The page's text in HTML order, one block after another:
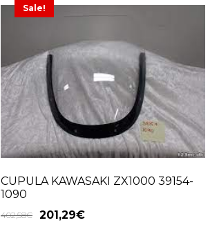
Sale!
CUPULA KAWASAKI ZX1000 39154-
1090
402,58€ 201,29€